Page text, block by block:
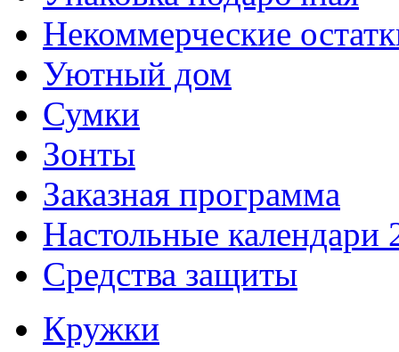
Некоммерческие
Уютный дом
Сумки
Зонты
Заказная программа
Настольные календари
Средства защиты
Кружки